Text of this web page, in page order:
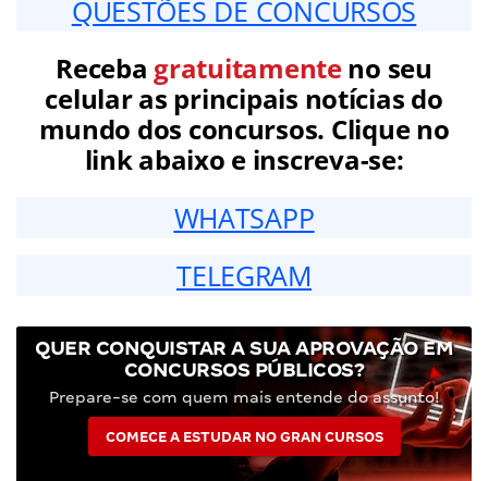
QUESTÕES DE CONCURSOS
Receba gratuitamenteno seu
celular as principais notícias do
mundo dos concursos. Clique no
link abaixo e inscreva-se:
WHATSAPP
TELEGRAM
QUER CONQUISTAR A SUA APROVAÇÃO EM
CONCURSOS PÚBLICOS?
Prepare-se com quem mais entende do assunto!
COMECE A ESTUDAR NO GRAN CURSOS